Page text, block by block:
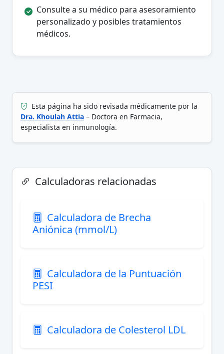
Consulte a su médico para asesoramiento
personalizado y posibles tratamientos
médicos.
Esta página ha sido revisada médicamente por la
Dra. Khoulah Attia – Doctora en Farmacia,
especialista en inmunología.
Calculadoras relacionadas
Calculadora de Brecha
Aniónica (mmol/L)
Calculadora de la Puntuación
PESI
Calculadora de Colesterol LDL